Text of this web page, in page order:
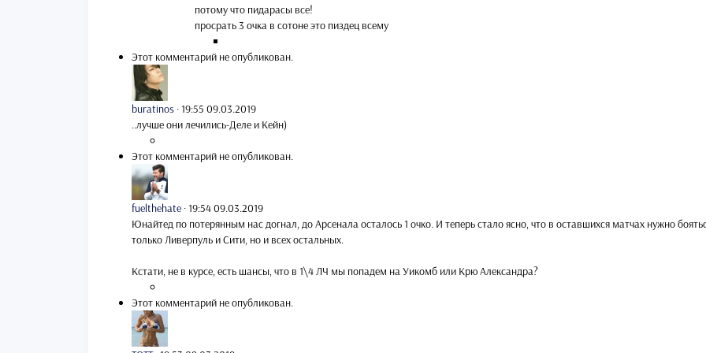
потому что пидарасы все!
просрать 3 очка в сотоне это пиздец всему
Этот комментарий не опубликован.
buratinos ·19:55 09.03.2019
..лучше они лечились-Деле и Кейн)
Этот комментарий не опубликован.
fuelthehate ·19:54 09.03.2019
Юнайтед по потерянным нас догнал, до Арсенала осталось 1 очко. И теперь стало ясно, что в оставшихся матчах нужно
только Ливерпуль и Сити, но и всех остальных.
Кстати, не в курсе, есть шансы, что в 1\4 ЛЧ мы попадем на Уикомб или Крю Александра?
Этот комментарий не опубликован.